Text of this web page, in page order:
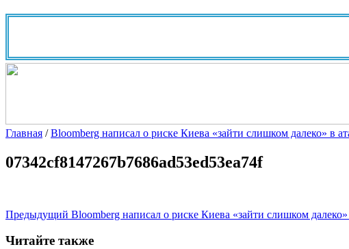
Главная /Bloomberg написал о риске Киева «зайти слишком далеко» в
07342cf8147267b7686ad53ed53ea74f
Предыдущий Bloomberg написал о риске Киева «зайти слишком
Читайте также